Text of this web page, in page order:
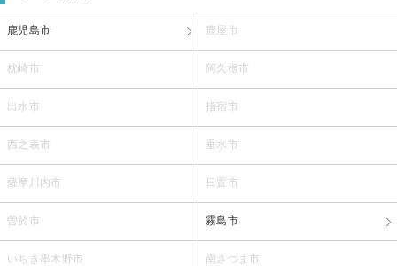
鹿児島市 鹿屋市
枕崎市 阿久根市
出水市 指宿市
西之表市 垂水市
薩摩川内市 日置市
曽於市 霧島市
いちき串木野市 南さつま市